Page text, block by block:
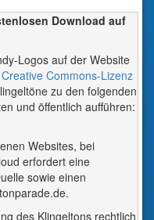
Download auf
Logos auf der Website
Creative Commons-Lizenz
zu den folgenden
und öffentlich aufführen:
Websites, bei
erfordert eine
sowie einen
des Klingeltons rechtlich